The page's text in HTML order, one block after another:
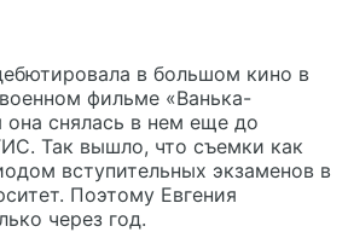
в большом кино в
фильме «Ванька-
она снялась в нем еще до
Так вышло, что съемки как
вступительных экзаменов в
Поэтому Евгения
через год.